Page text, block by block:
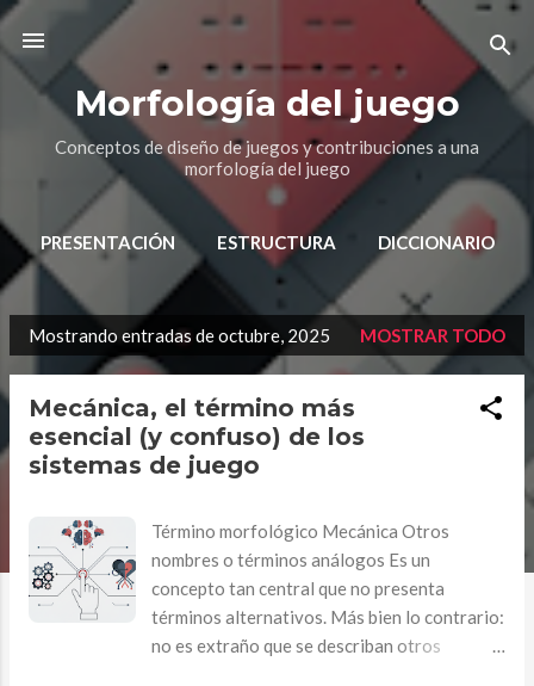
Ir al contenido principal
Morfología del juego
Conceptos de diseño de juegos y contribuciones a una
morfología del juego
PRESENTACIÓN ESTRUCTURA DICCIONARIO
E
n
Mostrando entradas de octubre, 2025 MOSTRAR TODO
Mecánica, el término más
esencial (y confuso) de los
sistemas de juego
Término morfológico Mecánica Otros
nombres o términos análogos Es un
concepto tan central que no presenta
términos alternativos. Más bien lo contrario:
no es extraño que se describan otros